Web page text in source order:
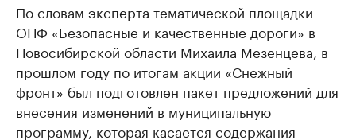
По словам эксперта тематической площадки
ОНФ «Безопасные и качественные дороги» в
Новосибирской области Михаила Мезенцева, в
прошлом году по итогам акции «Снежный
фронт» был подготовлен пакет предложений для
внесения изменений в муниципальную
программу, которая касается содержания